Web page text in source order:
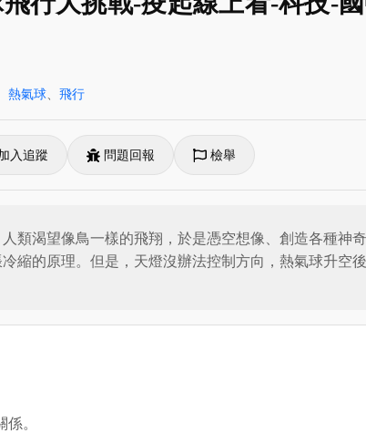
熱氣球 飛行
入追蹤 問題回報 檢舉
類渴望像鳥一樣的飛翔，於是憑空想像、創造各種神
縮的原理。但是，天燈沒辦法控制方向，熱氣球升空
。